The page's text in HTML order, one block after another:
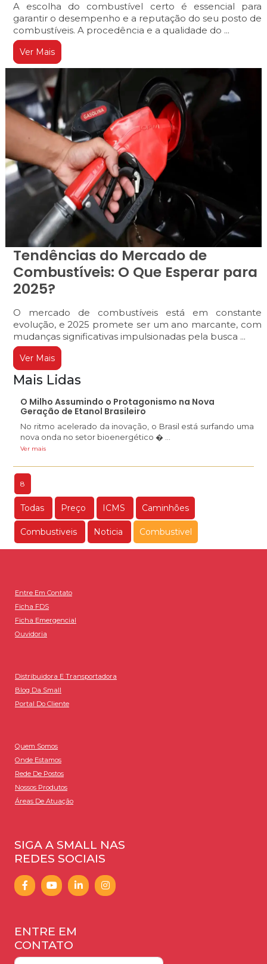
A escolha do combustível certo é essencial para
garantir o desempenho e a reputação do seu posto de
combustíveis. A procedência e a qualidade do ...
Ver Mais
Tendências do Mercado de
Combustíveis: O Que Esperar para
2025?
O mercado de combustíveis está em constante
evolução, e 2025 promete ser um ano marcante, com
mudanças significativas impulsionadas pela busca ...
Ver Mais
Mais Lidas
O Milho Assumindo o Protagonismo na Nova
Geração de Etanol Brasileiro
No ritmo acelerado da inovação, o Brasil está surfando uma
nova onda no setor bioenergético � ...
Ver mais
8
Todas Preço ICMS Caminhões
Combustiveis Noticia Combustivel
ENTRE EM
CONTATO
SIGA A SMALL NAS
REDES SOCIAIS
Quem Somos
Onde Estamos
Rede De Postos
Nossos Produtos
Áreas De Atuação
Distribuidora E Transportadora
Blog Da Small
Portal Do Cliente
Entre Em Contato
Ficha FDS
Ficha Emergencial
Ouvidoria